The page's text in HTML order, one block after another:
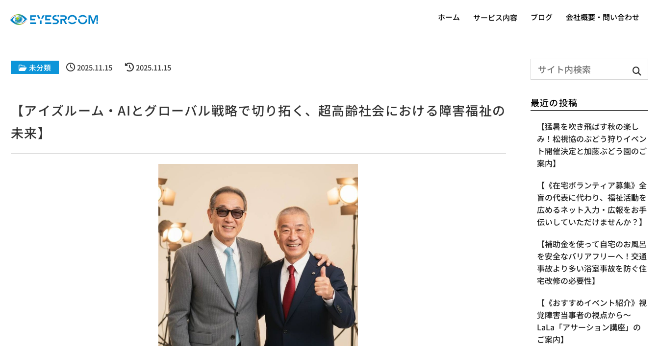
ホーム サービス内容 ブログ 会社概要・問い合わせ
未分類 2025.11.15 2025.11.15
【アイズルーム・AIとグローバル戦略で切り拓く、超高齢社会における障害福祉の
未来】
最近の投稿
【​猛暑を吹き飛ばす秋の楽し
み！松視協のぶどう狩りイベン
ト開催決定と加藤ぶどう園のご
案内】
【《在宅ボランティア募集》全
盲の代表に代わり、福祉活動を
広めるネット入力・広報をお手
伝いしていただけませんか？】
【補助金を使って自宅のお風呂
を安全なバリアフリーへ！交通
事故より多い浴室事故を防ぐ住
宅改修の必要性】
【《おすすめイベント紹介》視
覚障害当事者の視点から〜
LaLa「アサーション講座」の
ご案内】